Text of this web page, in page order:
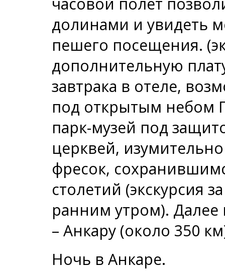
долинами и увидеть
пешего посещения.
дополнительную
завтрака в отеле,
под открытым небом
парк-музей под
церквей,
фресок,
столетий (экскурсия
ранним утром). Далее
– Анкару (около 350
Ночь в Анкаре.